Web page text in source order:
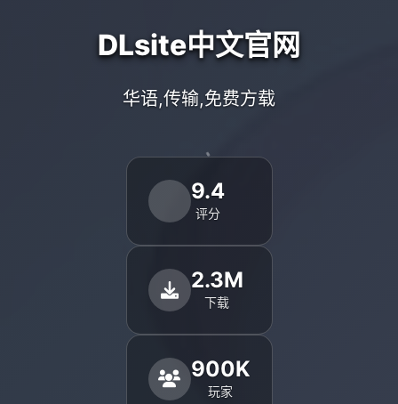
DLsite中文官网
华语,传输,免费方载
9.4
评分
2.3M
下载
900K
玩家